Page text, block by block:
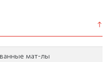
мат-лы